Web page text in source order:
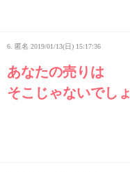
6. 匿名 2019/01/13(日) 15:17:36
あなたの売りは
そこじゃないでしょ